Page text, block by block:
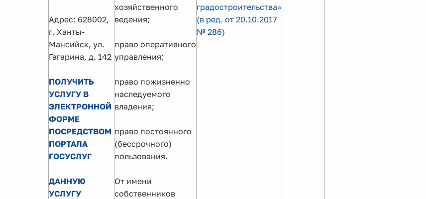
Адрес: 628002,
г. Ханты-
Мансийск, ул.
Гагарина, д. 142
ПОЛУЧИТЬ
УСЛУГУ В
ЭЛЕКТРОННОЙ
ФОРМЕ
ПОСРЕДСТВОМ
ПОРТАЛА
ГОСУСЛУГ
ДАННУЮ
УСЛУГУ
хозяйственного
ведения;
право оперативного
управления;
право пожизненно
наследуемого
владения;
право постоянного
(бессрочного)
пользования.
От имени
собственников
градостроительства»
(в ред. от 20.10.2017
№ 286)